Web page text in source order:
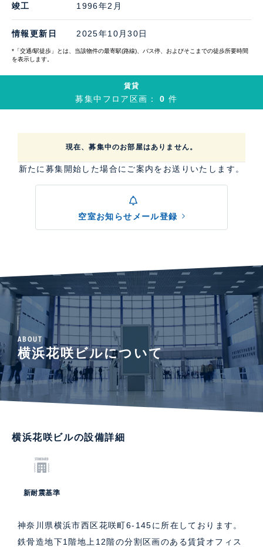
竣工 1996年2月
情報更新日 2025年10月30日
*「交通/駅徒歩」とは、当該物件の最寄駅(路線)、バス停、およびそこまでの徒歩所要時間
を表示します。
賃貸
募集中フロア区画：0件
現在、募集中のお部屋はありません。
新たに募集開始した場合にご案内をお送りいたします。
空室お知らせメール登録
ABOUT
横浜花咲ビルについて
横浜花咲ビルの設備詳細
新耐震基準
神奈川県横浜市西区花咲町6-145に所在しております。
鉄骨造地下1階地上12階の分割区画のある賃貸オフィス